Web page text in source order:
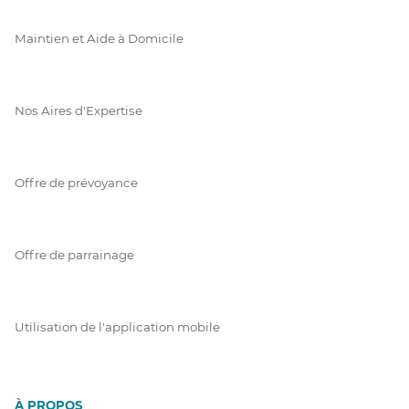
Maintien et Aide à Domicile
Nos Aires d'Expertise
Offre de prévoyance
Offre de parrainage
Utilisation de l'application mobile
À PROPOS